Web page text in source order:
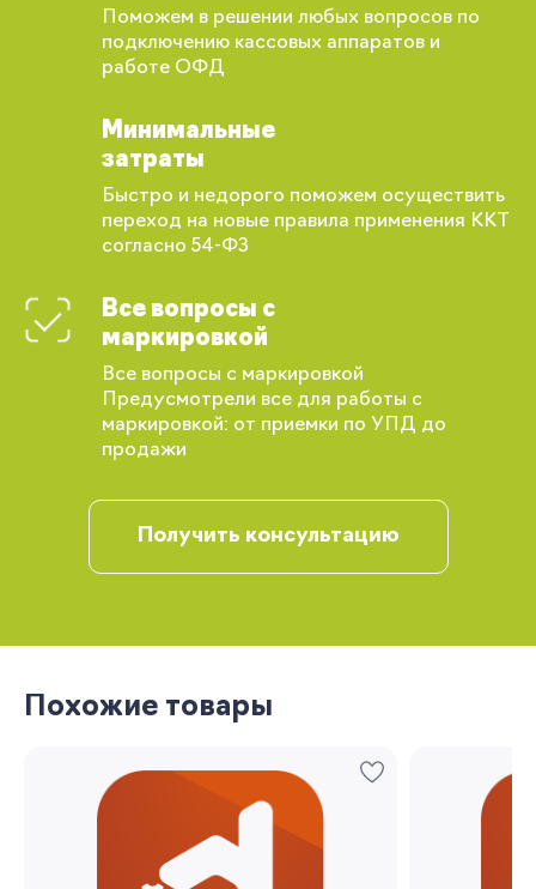
Поможем в решении любых вопросов по
подключению кассовых аппаратов и
работе ОФД
Минимальные
затраты
Быстро и недорого поможем осуществить
переход на новые правила применения ККТ
согласно 54-ФЗ
Все вопросы с
маркировкой
Все вопросы с маркировкой
Предусмотрели все для работы с
маркировкой: от приемки по УПД до
продажи
Получить консультацию
Похожие товары
заказов и получать индивидуальные